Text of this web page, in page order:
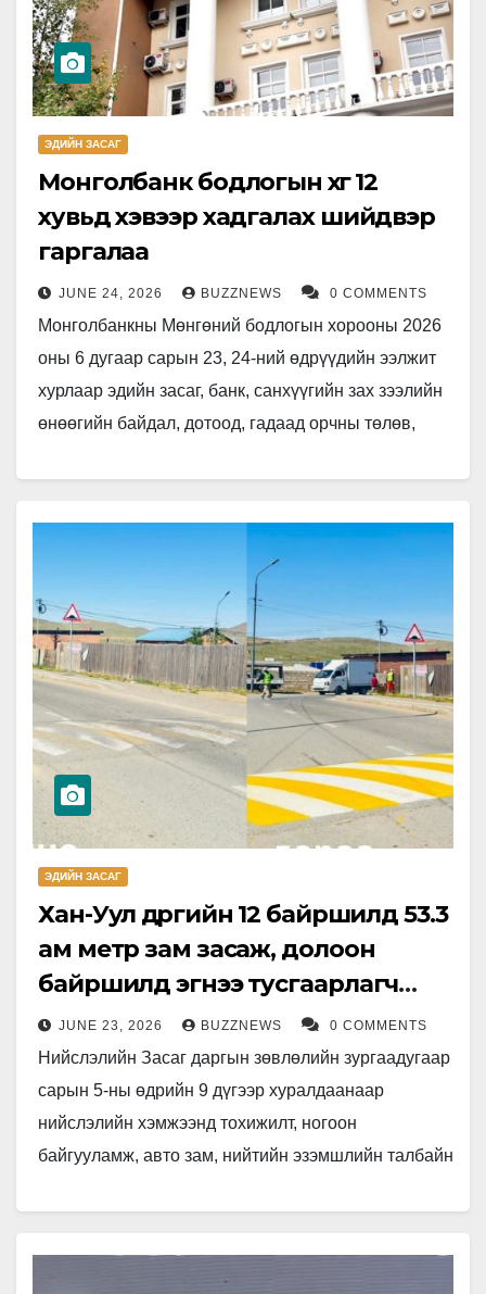
ЭДИЙН ЗАСАГ
Монголбанк бодлогын хүүг 12
хувьд хэвээр хадгалах шийдвэр
гаргалаа
JUNE 24, 2026 BUZZNEWS 0 COMMENTS
Монголбанкны Мөнгөний бодлогын хорооны 2026
оны 6 дугаар сарын 23, 24-ний өдрүүдийн ээлжит
хурлаар эдийн засаг, банк, санхүүгийн зах зээлийн
өнөөгийн байдал, дотоод, гадаад орчны төлөв,
ЭДИЙН ЗАСАГ
Хан-Уул дүүргийн 12 байршилд 53.3
ам метр зам засаж, долоон
байршилд эгнээ тусгаарлагч
байрлууллаа
JUNE 23, 2026 BUZZNEWS 0 COMMENTS
Нийслэлийн Засаг даргын зөвлөлийн зургаадугаар
сарын 5-ны өдрийн 9 дүгээр хуралдаанаар
нийслэлийн хэмжээнд тохижилт, ногоон
байгууламж, авто зам, нийтийн эзэмшлийн талбайн